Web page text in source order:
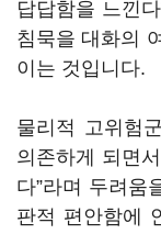
답답함을 느낀
침묵을 대화의
이는 것입니다.
물리적 고위험
의존하게 되면
다”라며 두려움
판적 편안함에